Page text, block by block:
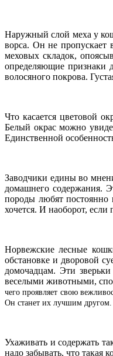
Наружный слой меха у
ворса. Он не пропускает
меховых складок,
определяющие признаки
волосяного покрова.
Что касается цветовой
Белый окрас можно
Единственной
Заводчики едины во
домашнего содержания.
породы любят постоянно
хочется. И наоборот, если
Норвежские лесные
обстановке и дворовой
домочадцам. Эти
веселыми животными,
чего проявляет свою
Он станет их лучшим другом.
Ухаживать и содержать
надо забывать, что такая